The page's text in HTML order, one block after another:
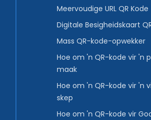
Meervoudige URL QR Kode
Digitale Besigheidskaart
Mass QR-kode-opwekker
Hoe om 'n QR-kode vir 'n
maak
Hoe om 'n QR-kode vir 'n
skep
Hoe om 'n QR-kode vir